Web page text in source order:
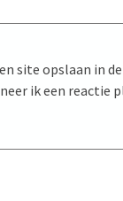
site opslaan in
ik een reactie